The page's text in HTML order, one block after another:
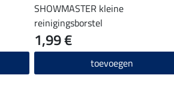
SHOWMASTER kleine
reinigingsborstel
1,99 €
toevoegen